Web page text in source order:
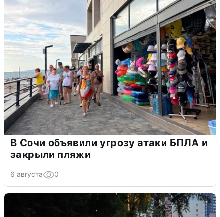
В Сочи объявили угрозу атаки БПЛА и
закрыли пляжи
6 августа 0